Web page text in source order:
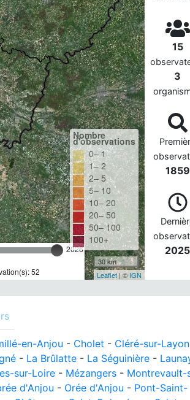
2026
52
Nombre
d'observations
0– 1
1– 2
2– 5
5– 10
10– 20
20– 50
50– 100
100+
30 km
Leaflet| © IGN
15
3
1859
2025
en-Anjou - Cholet - Cléré-sur-Layon
- La Brûlatte - La Séguinière -
sur-Loire - Mézangers - Montrevault-
d'Anjou - Orée d'Anjou - Pont-Saint-